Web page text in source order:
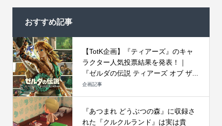
おすすめ記事
【TotK企画】『ティアーズ』のキャ
ラクター人気投票結果を発表！｜
『ゼルダの伝説 ティアーズ オブ ザ...
企画記事
『あつまれ どうぶつの森』に収録さ
れた『クルクルランド』は実は貴